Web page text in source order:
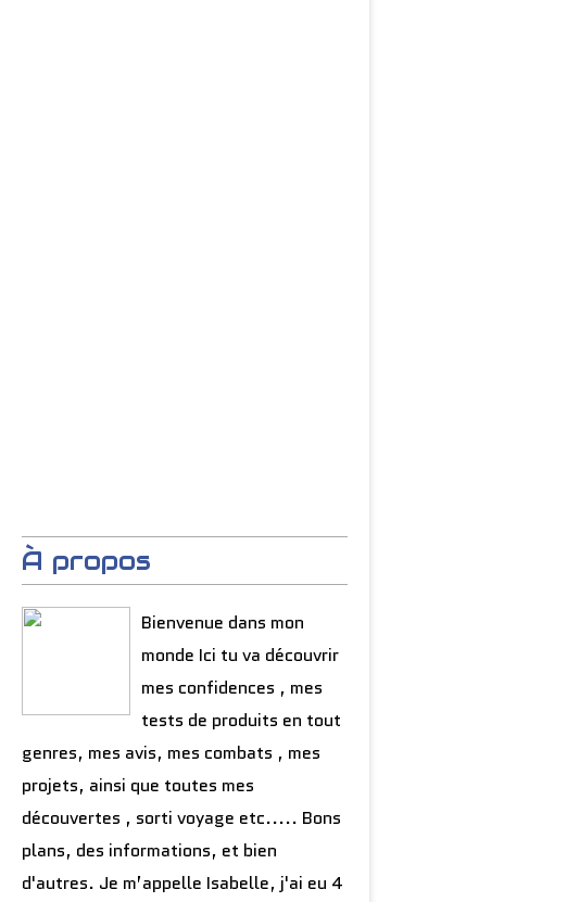
À propos
Bienvenue dans mon
monde Ici tu va découvrir
mes confidences , mes
tests de produits en tout
genres, mes avis, mes combats , mes
projets, ainsi que toutes mes
découvertes , sorti voyage etc..... Bons
plans, des informations, et bien
d'autres. Je m’appelle Isabelle, j'ai eu 4